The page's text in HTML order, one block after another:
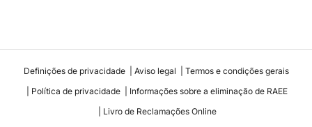
Definições de privacidade Aviso legal
Termos e condições gerais
Política de privacidade
Informações sobre a eliminação de RAEE
Livro de Reclamações Online